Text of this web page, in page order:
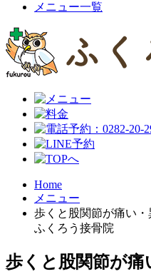
メニュー一覧
Home
メニュー
歩くと股関節が痛い
ふくろう接骨院
歩くと股関節が